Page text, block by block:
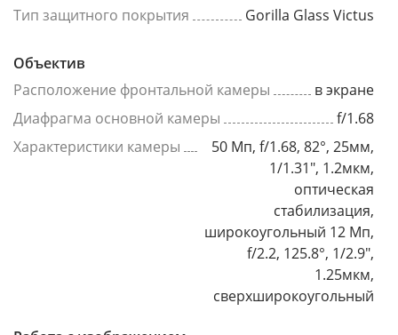
Тип защитного покрытия
Gorilla Glass Victus
Объектив
Расположение фронтальной камеры
в экране
Диафрагма основной камеры
f/1.68
Характеристики камеры
50 Мп, f/1.68, 82°, 25мм,
1/1.31", 1.2мкм,
оптическая
стабилизация,
широкоугольный 12 Мп,
f/2.2, 125.8°, 1/2.9",
1.25мкм,
сверхширокоугольный